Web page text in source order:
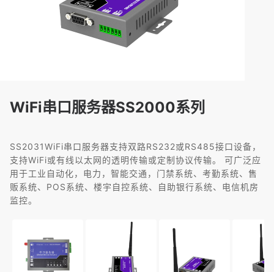
WiFi串口服务器SS2000系列
SS2031WiFi串口服务器支持双路RS232或RS485接口设备，
支持WiFi或有线以太网的透明传输或定制协议传输。 可广泛应
用于工业自动化，电力，智能交通，门禁系统、考勤系统、售
贩系统、POS系统、楼宇自控系统、自助银行系统、电信机房
监控。